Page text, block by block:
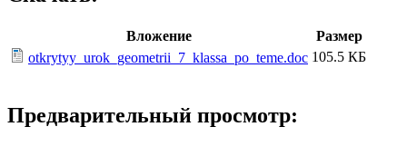
Вложение
Размер
otkrytyy_urok_geometrii_7_klassa_po_teme.doc 105.5 КБ
Предварительный просмотр: